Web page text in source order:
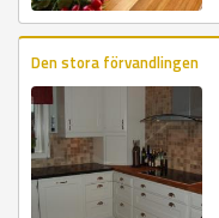
Den stora förvandlingen